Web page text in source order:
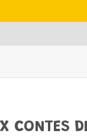
CONTES